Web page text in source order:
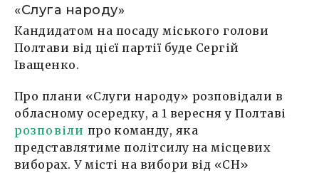
«Слуга народу»
Кандидатом на посаду міського голови
Полтави від цієї партії буде Сергій
Іващенко.
Про плани «Слуги народу» розповідали в
обласному осередку, а 1 вересня у Полтаві
розповіли про команду, яка
представлятиме політсилу на місцевих
виборах. У місті на вибори від «СН»